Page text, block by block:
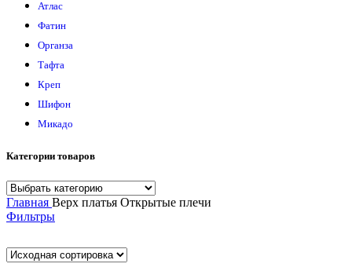
Атлас
Фатин
Органза
Тафта
Креп
Шифон
Микадо
Категории товаров
Главная Верх платья Открытые плечи
Фильтры